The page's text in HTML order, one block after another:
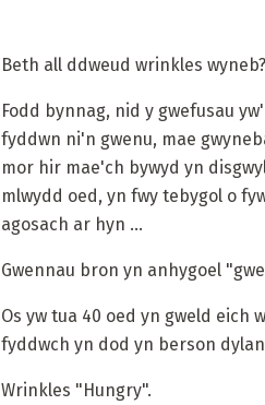
Beth all ddweud wrinkles wyneb?
Fodd bynnag, nid y gwefusau
fyddwn ni'n gwenu, mae
mor hir mae'ch bywyd yn
mlwydd oed, yn fwy tebygol o
agosach ar hyn ...
Gwennau bron yn anhygoel
Os yw tua 40 oed yn gweld eich
fyddwch yn dod yn berson
Wrinkles "Hungry".